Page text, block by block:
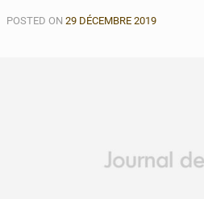
POSTED ON 29 DÉCEMBRE 2019